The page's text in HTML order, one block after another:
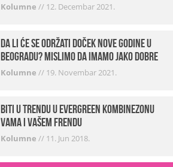
Kolumne // 12. Decembar 2021.
Da li će se održati doček Nove godine u
Beogradu? Mislimo da imamo jako DOBRE
VESTI!
Kolumne // 19. Novembar 2021.
Biti u trendu u Evergreen kombinezonu
vama i vašem frendu
Kolumne // 11. Jun 2018.